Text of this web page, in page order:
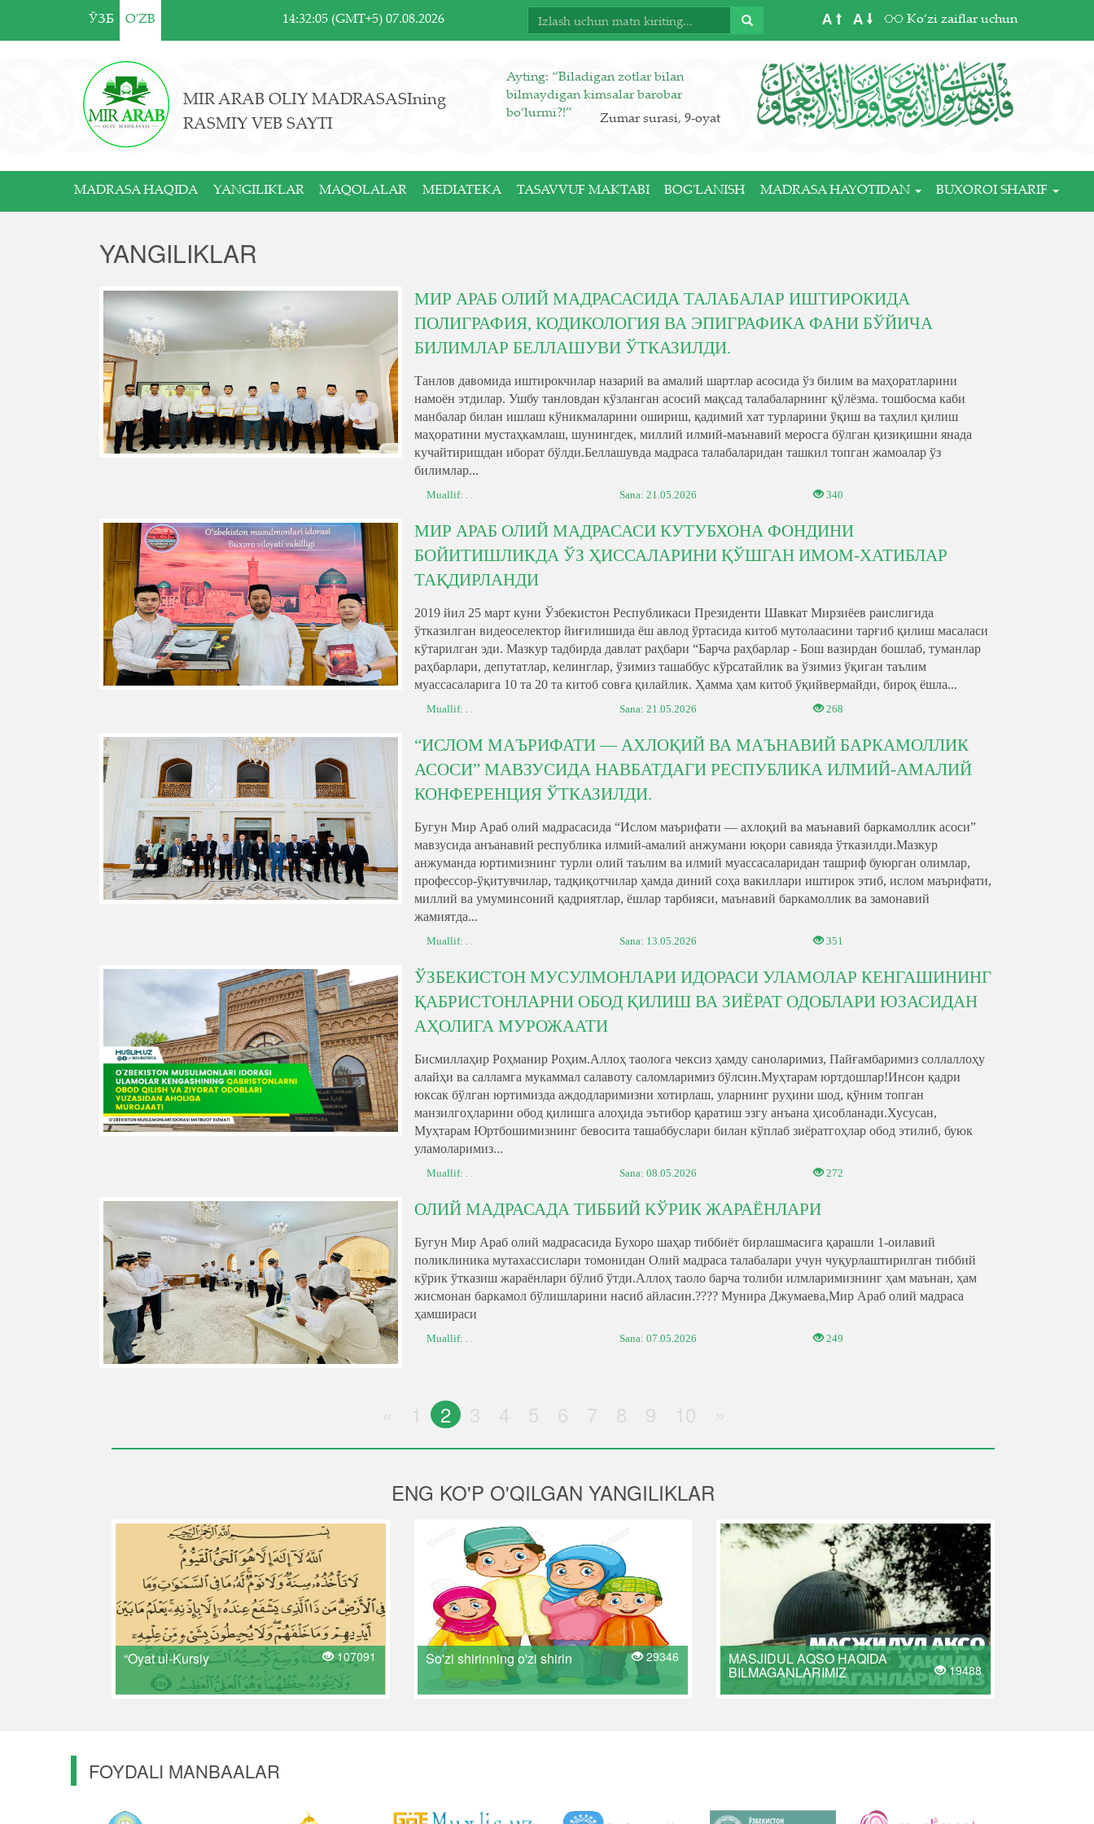
ЎЗБ O'ZB 14:32:05 (GMT+5) 07.08.2026 A A Ko‘zi zaiflar uchun
MIR ARAB OLIY MADRASASIning
RASMIY VEB SAYTI
Ayting: “Biladigan zotlar bilan
bilmaydigan kimsalar barobar
bo‘lurmi?!”
Zumar surasi, 9-oyat
MADRASA HAQIDA YANGILIKLAR MAQOLALAR MEDIATEKA TASAVVUF MAKTABI BOG'LANISH MADRASA HAYOTIDAN BUXOROI SHARIF
YANGILIKLAR
МИР АРАБ ОЛИЙ МАДРАСАСИДА ТАЛАБАЛАР ИШТИРОКИДА
ПОЛИГРАФИЯ, КОДИКОЛОГИЯ ВА ЭПИГРАФИКА ФАНИ БЎЙИЧА
БИЛИМЛАР БЕЛЛАШУВИ ЎТКАЗИЛДИ.
Танлов давомида иштирокчилар назарий ва амалий шартлар асосида ўз билим ва маҳоратларини
намоён этдилар. Ушбу танловдан кўзланган асосий мақсад талабаларнинг қўлёзма. тошбосма каби
манбалар билан ишлаш кўникмаларини ошириш, қадимий хат турларини ўқиш ва таҳлил қилиш
маҳоратини мустаҳкамлаш, шунингдек, миллий илмий-маънавий меросга бўлган қизиқишни янада
кучайтиришдан иборат бўлди.Беллашувда мадраса талабаларидан ташкил топган жамоалар ўз
билимлар...
Muallif: . . Sana:21.05.2026 340
МИР АРАБ ОЛИЙ МАДРАСАСИ КУТУБХОНА ФОНДИНИ
БОЙИТИШЛИКДА ЎЗ ҲИССАЛАРИНИ ҚЎШГАН ИМОМ-ХАТИБЛАР
ТАҚДИРЛАНДИ
2019 йил 25 март куни Ўзбекистон Республикаси Президенти Шавкат Мирзиёев раислигида
ўтказилган видеоселектор йиғилишида ёш авлод ўртасида китоб мутолаасини тарғиб қилиш масаласи
кўтарилган эди. Мазкур тадбирда давлат раҳбари “Барча раҳбарлар - Бош вазирдан бошлаб, туманлар
раҳбарлари, депутатлар, келинглар, ўзимиз ташаббус кўрсатайлик ва ўзимиз ўқиган таълим
муассасаларига 10 та 20 та китоб совға қилайлик. Ҳамма ҳам китоб ўқийвермайди, бироқ ёшла...
Muallif: . . Sana:21.05.2026 268
“ИСЛОМ МАЪРИФАТИ — АХЛОҚИЙ ВА МАЪНАВИЙ БАРКАМОЛЛИК
АСОСИ” МАВЗУСИДА НАВБАТДАГИ РЕСПУБЛИКА ИЛМИЙ-АМАЛИЙ
КОНФЕРЕНЦИЯ ЎТКАЗИЛДИ.
Бугун Мир Араб олий мадрасасида “Ислом маърифати — ахлоқий ва маънавий баркамоллик асоси”
мавзусида анъанавий республика илмий-амалий анжумани юқори савияда ўтказилди.Мазкур
анжуманда юртимизнинг турли олий таълим ва илмий муассасаларидан ташриф буюрган олимлар,
профессор-ўқитувчилар, тадқиқотчилар ҳамда диний соҳа вакиллари иштирок этиб, ислом маърифати,
миллий ва умуминсоний қадриятлар, ёшлар тарбияси, маънавий баркамоллик ва замонавий
жамиятда...
Muallif: . . Sana: 13.05.2026 351
ЎЗБЕКИСТОН МУСУЛМОНЛАРИ ИДОРАСИ УЛАМОЛАР КЕНГАШИНИНГ
ҚАБРИСТОНЛАРНИ ОБОД ҚИЛИШ ВА ЗИЁРАТ ОДОБЛАРИ ЮЗАСИДАН
АҲОЛИГА МУРОЖААТИ
Бисмиллаҳир Роҳманир Роҳим.Аллоҳ таолога чексиз ҳамду саноларимиз, Пайғамбаримиз соллаллоҳу
алайҳи ва салламга мукаммал салавоту саломларимиз бўлсин.Муҳтарам юртдошлар!Инсон қадри
юксак бўлган юртимизда аждодларимизни хотирлаш, уларнинг руҳини шод, қўним топган
манзилгоҳларини обод қилишга алоҳида эътибор қаратиш эзгу анъана ҳисобланади.Хусусан,
Муҳтарам Юртбошимизнинг бевосита ташаббуслари билан кўплаб зиёратгоҳлар обод этилиб, буюк
уламоларимиз...
Muallif: . . Sana:08.05.2026 272
ОЛИЙ МАДРАСАДА ТИББИЙ КЎРИК ЖАРАЁНЛАРИ
Бугун Мир Араб олий мадрасасида Бухоро шаҳар тиббиёт бирлашмасига қарашли 1-оилавий
поликлиника мутахассислари томонидан Олий мадраса талабалари учун чуқурлаштирилган тиббий
кўрик ўтказиш жараёнлари бўлиб ўтди.Аллоҳ таоло барча толиби илмларимизнинг ҳам маънан, ҳам
жисмонан баркамол бўлишларини насиб айласин.???? Мунира Джумаева,Мир Араб олий мадраса
ҳамшираси
Muallif: . . Sana:07.05.2026 249
« 1 2 3 4 5 6 7 8 9 10 »
ENG KO'P O'QILGAN YANGILIKLAR
“Oyat ul-Kursiy 107091 So'zi shirinning o'zi shirin 29346 MASJIDUL AQSO HAQIDA
BILMAGANLARIMIZ 19488
FOYDALI MANBAALAR